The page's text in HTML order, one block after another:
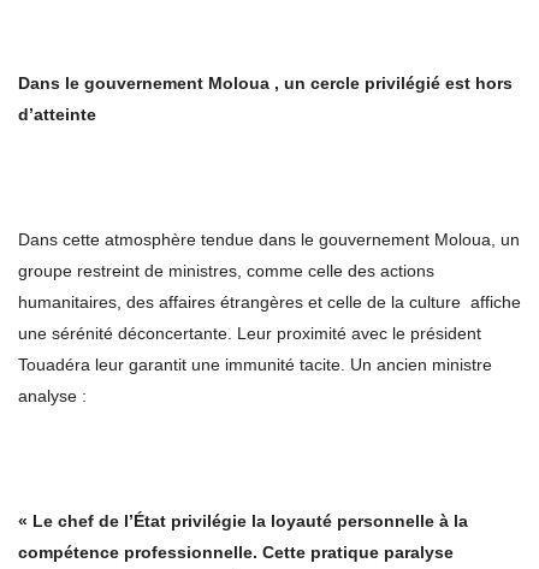
Dans le gouvernement Moloua , un cercle privilégié est hors
d’atteinte
Dans cette atmosphère tendue dans le gouvernement Moloua, un
groupe restreint de ministres, comme celle des actions
humanitaires, des affaires étrangères et celle de la culture affiche
une sérénité déconcertante. Leur proximité avec le président
Touadéra leur garantit une immunité tacite. Un ancien ministre
analyse :
« Le chef de l’État privilégie la loyauté personnelle à la
compétence professionnelle. Cette pratique paralyse